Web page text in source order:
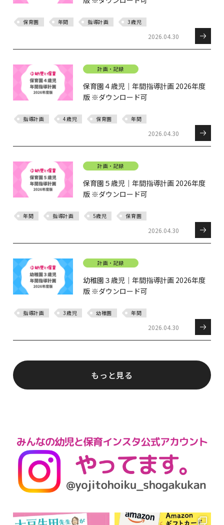
保育園 年間 指導計画 3歳児
2026.04.30
計画・記録
保育園４歳児｜年間指導計画 2026年度
版 ※ダウンロード可
指導計画 4歳児 保育園 年間
2026.04.30
計画・記録
保育園５歳児｜年間指導計画 2026年度
版 ※ダウンロード可
年間 指導計画 5歳児 保育園
2026.04.30
計画・記録
幼稚園３歳児｜年間指導計画 2026年度
版 ※ダウンロード可
指導計画 3歳児 幼稚園 年間
2026.04.30
もっと見る